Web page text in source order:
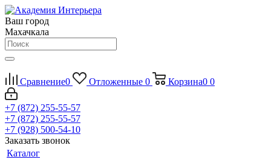
Ваш город
Махачкала
Сравнение0 Отложенные 0 Корзина0 0
+7 (872) 255-55-57
+7 (872) 255-55-57
+7 (928) 500-54-10
Заказать звонок
Каталог